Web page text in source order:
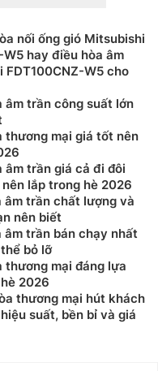
những chiếc
có không gian rộng
hàng tiện lợi, siêu
của điều hòa âm
chiều: Điều Hòa Âm
như những chiếcđiều
lạnh. Ngoài ra, máy
phụ kiện đi kèm
điện động lực.
lạnh Điều Hòa Âm
và được trang bị quạt
nhiệt và được đặt
nối ống gió Mitsubishi
W5 hay điều hòa âm
W5 cho
âm trần công suất lớn
thương mại giá tốt nên
âm trần giá cả đi đôi
lắp trong hè 2026
âm trần chất lượng và
nên biết
âm trần bán chạy nhất
bỏ lỡ
thương mại đáng lựa
2026
thương mại hút khách
suất, bền bỉ và giá